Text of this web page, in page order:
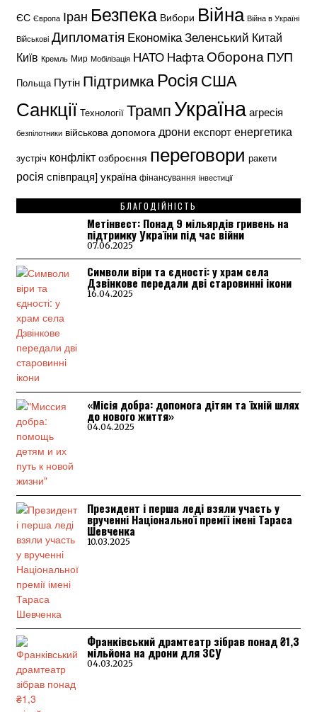
ЄС Європа Іран Безпека Вибори Війна Війна в Україні
Військові Дипломатія ЕкономікаЗеленський Китай
Київ Кремль Мир Мобілізація НАТО НафтаОборона ПУП
Польща Путін Підтримка РосіяСША
Санкції Технології ТрампУкраїнаагресія
безпілотники військова допомога дрони експорт енергетика
зустріч конфлікт озброєння переговори ракети
росія співпраця] україна фінансування інвестиції
БЛАГОДІЙНІСТЬ
Метінвест: Понад 9 мільярдів гривень на
підтримку України під час війни
07.06.2025
Символи віри та єдності: у храм села
Дзвінкове передали дві старовинні ікони
16.04.2025
«Місія добра: допомога дітям та їхній шлях
до нового життя»
04.04.2025
Президент і перша леді взяли участь у
врученні Національної премії імені Тараса
Шевченка
10.03.2025
Франківський драмтеатр зібрав понад ₴1,3
мільйона на дрони для ЗСУ
04.03.2025